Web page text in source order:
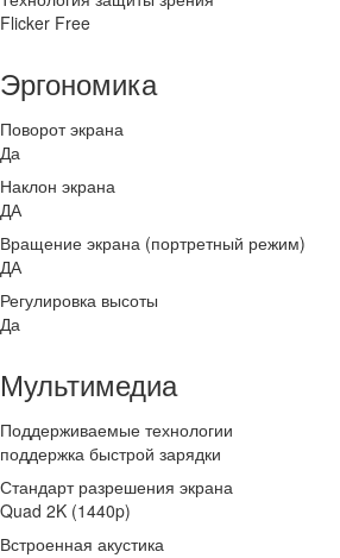
Flicker Free
Эргономика
Поворот экрана
Да
Наклон экрана
ДА
Вращение экрана (портретный режим)
ДА
Регулировка высоты
Да
Мультимедиа
Поддерживаемые технологии
поддержка быстрой зарядки
Стандарт разрешения экрана
Quad 2K (1440p)
Встроенная акустика